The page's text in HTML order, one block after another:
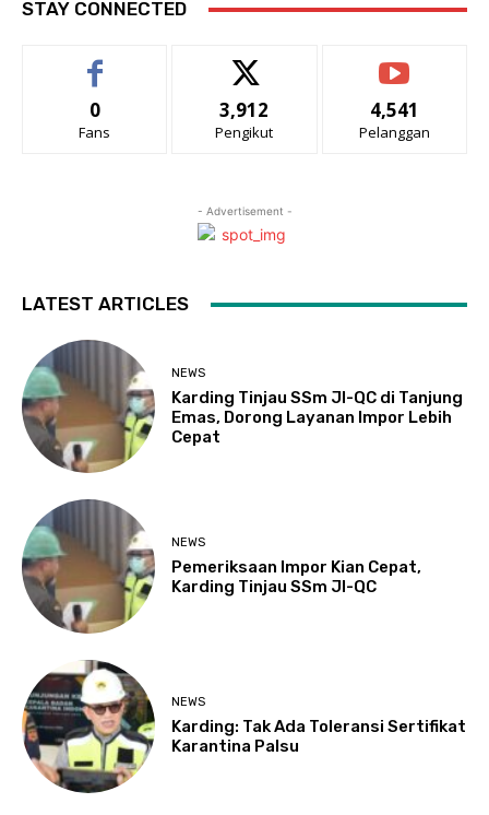
STAY CONNECTED
0
Fans
3,912
Pengikut
4,541
Pelanggan
- Advertisement -
LATEST ARTICLES
NEWS
Karding Tinjau SSm JI-QC di Tanjung
Emas, Dorong Layanan Impor Lebih
Cepat
NEWS
Pemeriksaan Impor Kian Cepat,
Karding Tinjau SSm JI-QC
NEWS
Karding: Tak Ada Toleransi Sertifikat
Karantina Palsu